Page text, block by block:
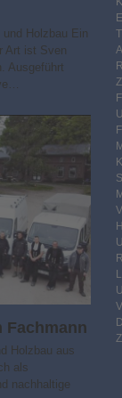
Holzbau Ein
Art ist Sven
Ausgeführt
Fachmann
Holzbau aus
als
nachhaltige